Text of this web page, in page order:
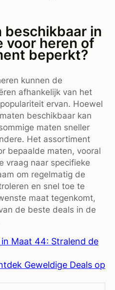
beschikbaar in
voor heren of
beperkt?
kunnen de
afhankelijk van het
ervan. Hoewel
beschikbaar kan
maten sneller
Het assortiment
bepaalde maten, vooral
vraag naar specifieke
om regelmatig de
en snel toe te
maat tegenkomt,
de beste deals in de
Maat 44: Stralend de
Geweldige Deals op